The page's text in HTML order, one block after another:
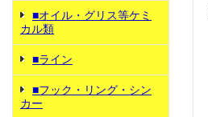
■オイル・グリス等ケミ
カル類
■ライン
■フック・リング・シン
カー